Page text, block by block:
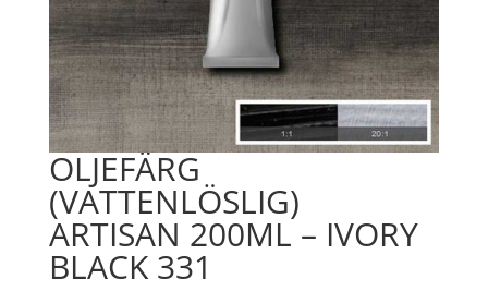
OLJEFÄRG
(VATTENLÖSLIG)
ARTISAN 200ML – IVORY
BLACK 331